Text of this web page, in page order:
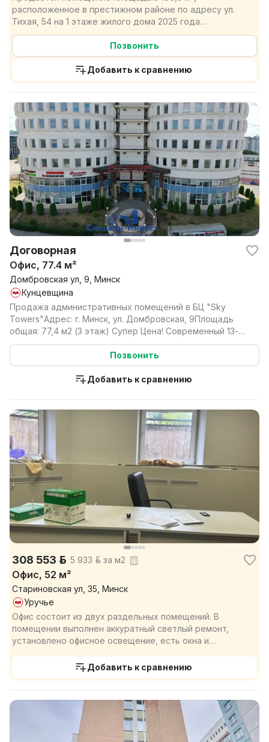
расположенное в престижном районе по адресу ул.
Тихая, 54 на 1 этаже жилого дома 2025 года
постройки. Помещение...
Позвонить
Добавить к сравнению
Договорная
Офис, 77.4 м²
Домбровская ул, 9, Минск
Кунцевщина
Продажа административных помещений в БЦ "Sky
Towers"Адрес: г. Минск, ул. Домбровская, 9Площадь
общая: 77,4 м2 (3 этаж) Супер Цена! Современный 13-
этаж...
Позвонить
Добавить к сравнению
308 553 р. 5 933 р. за м2
Офис, 52 м²
Стариновская ул, 35, Минск
Уручье
Офис состоит из двух раздельных помещений. В
помещении выполнен аккуратный светлый ремонт,
установлено офисное освещение, есть окна и
Добавить к сравнению